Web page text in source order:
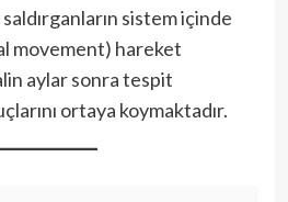
saldırganların sistem içinde
movement) hareket
aylar sonra tespit
ortaya koymaktadır.